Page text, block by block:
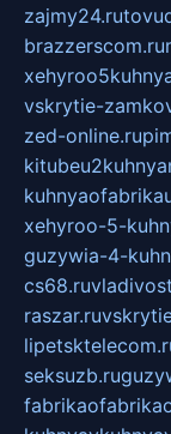
zajmy24.ru
brazzerscom.ru
vskrytie-
zed-online.ru
xehyroo-5-
guzywia-4-
cs68.ru
raszar.ru
seksuzb.ru